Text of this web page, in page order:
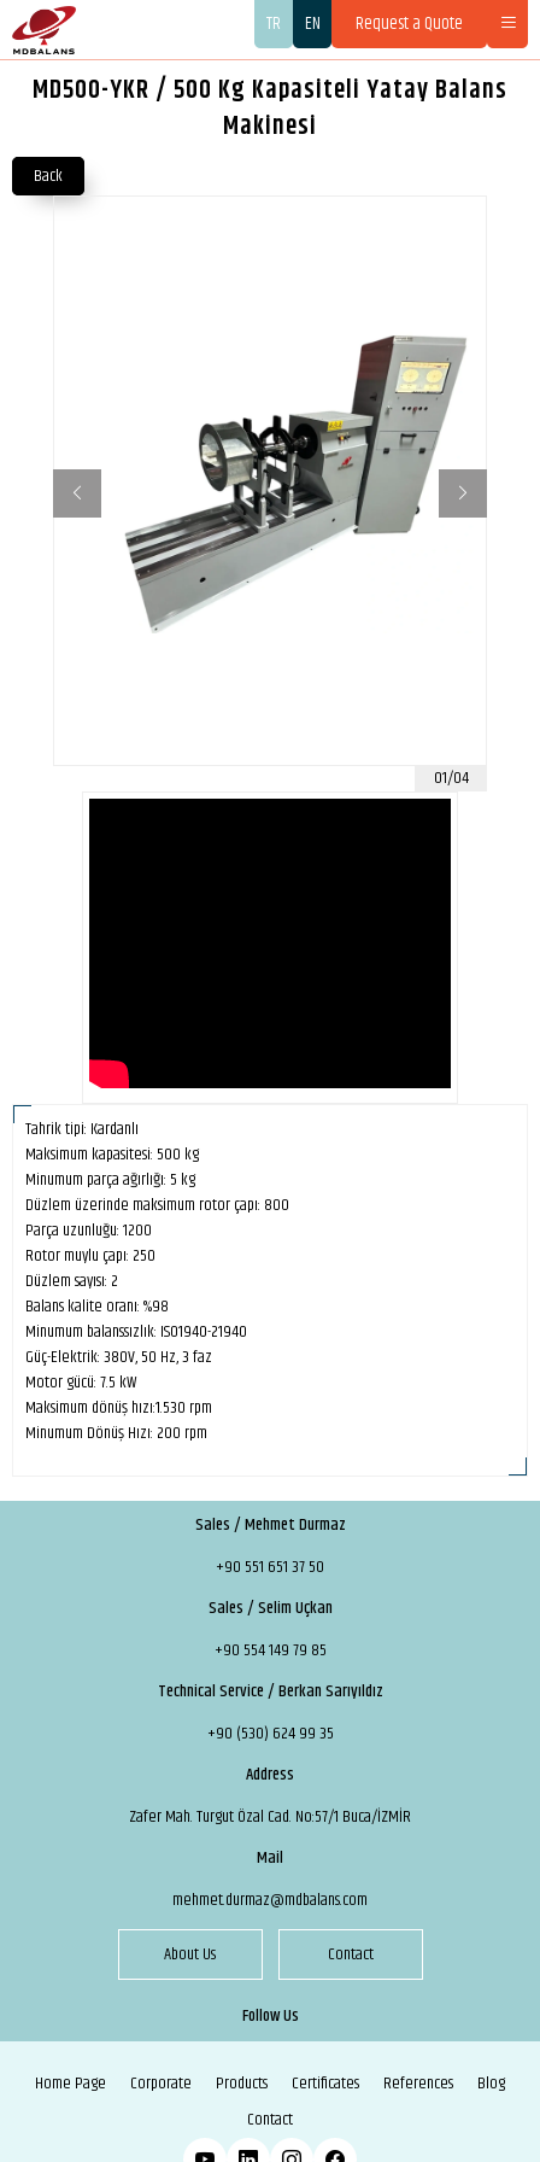
TR EN Request a Quote
MD500-YKR / 500 Kg Kapasiteli Yatay Balans
Makinesi
Back
01/04
Tahrik tipi: Kardanlı
Maksimum kapasitesi: 500 kg
Minumum parça ağırlığı: 5 kg
Düzlem üzerinde maksimum rotor çapı: 800
Parça uzunluğu: 1200
Rotor muylu çapı: 250
Düzlem sayısı: 2
Balans kalite oranı: %98
Minumum balanssızlık: ISO1940-21940
Güç-Elektrik: 380V, 50 Hz, 3 faz
Motor gücü: 7.5 kW
Maksimum dönüş hızı:1.530 rpm
Minumum Dönüş Hızı: 200 rpm
Sales / Mehmet Durmaz
+90 551 651 37 50
Sales / Selim Uçkan
+90 554 149 79 85
Technical Service / Berkan Sarıyıldız
+90 (530) 624 99 35
Address
Zafer Mah. Turgut Özal Cad. No:57/1 Buca/İZMİR
Mail
mehmet.durmaz@mdbalans.com
About Us Contact
Follow Us
Home Page Corporate Products Certificates References
Blog
Contact